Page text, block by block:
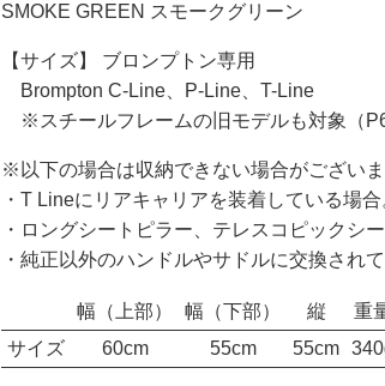
SMOKE GREEN スモークグリーン
【サイズ】 ブロンプトン専用
Brompton C-Line、P-Line、T-Line
※スチールフレームの旧モデルも対象（
※以下の場合は収納できない場合がございま
・T Lineにリアキャリアを装着している場
・ロングシートピラー、テレスコピックシ
・純正以外のハンドルやサドルに交換されて
幅（上部） 幅（下部） 縦
重
サイズ
60cm 55cm 55cm